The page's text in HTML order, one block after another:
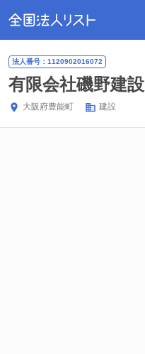
法人番号：1120902016072
有限会社磯野建設
大阪府豊能町 建設